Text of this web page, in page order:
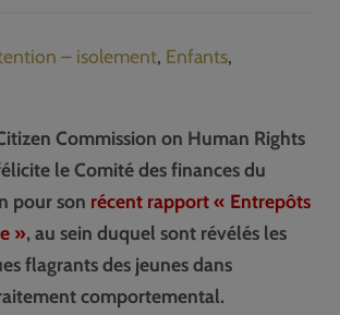
– isolement, Enfants,
Commission on Human Rights
le Comité des finances du
pour son récent rapport « Entrepôts
», au sein duquel sont révélés les
flagrants des jeunes dans
comportemental.